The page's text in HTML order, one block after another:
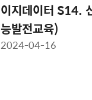
이지데이터 S14.
능발전교육)
2024-04-16